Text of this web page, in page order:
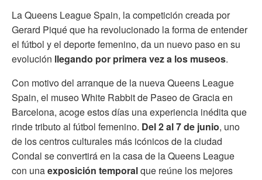
La Queens League Spain, la competición creada por
Gerard Piqué que ha revolucionado la forma de entender
el fútbol y el deporte femenino, da un nuevo paso en su
evolución llegando por primera vez a los museos.
Con motivo del arranque de la nueva Queens League
Spain, el museo White Rabbit de Paseo de Gracia en
Barcelona, acoge estos días una experiencia inédita que
rinde tributo al fútbol femenino. Del 2 al 7 de junio, uno
de los centros culturales más icónicos de la ciudad
Condal se convertirá en la casa de la Queens League
con unaexposición temporalque reúne los mejores